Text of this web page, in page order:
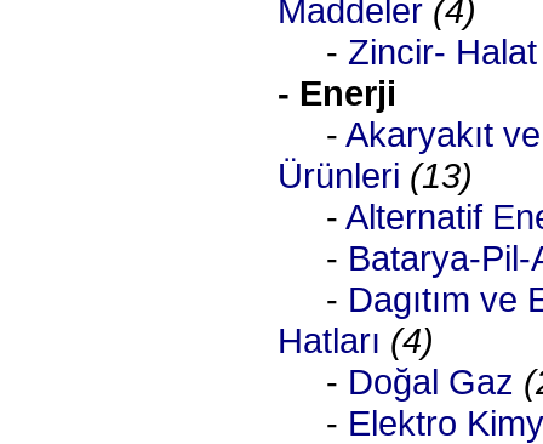
Maddeler (4)
- Zincir- Halat
- Enerji
- Akaryakıt
Ürünleri (13)
- Alternatif
- Batarya-Pil-
- Dagıtım ve
Hatları (4)
- Doğal Gaz
- Elektro